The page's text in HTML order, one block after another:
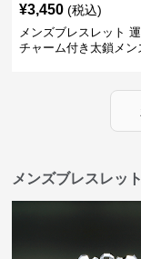
¥3,450 (税込)
メンズブレスレット
チャーム付き太鎖メン
メンズブレスレッ